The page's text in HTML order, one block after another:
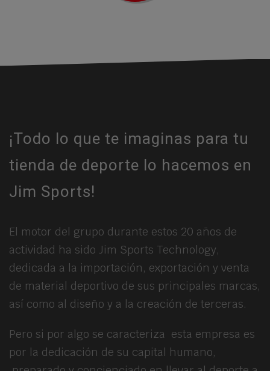
¡Todo lo que te imaginas para tu
tienda de deporte lo hacemos en
Jim Sports!
El motor del grupo durante estos 20 años de
actividad ha sido Jim Sports Technology,
dedicada a la importación, exportación y venta
de material deportivo de sus principales marcas,
así como al diseño y a la creación de terceras.
Pero si por algo se caracteriza esta empresa es
por la dedicación de su capital humano,